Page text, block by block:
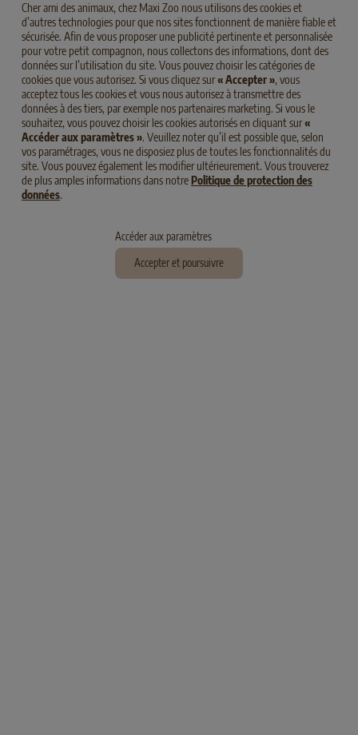
THEMEN
Cher ami des animaux, chez Maxi Zoo nous utilisons des cookies et
d’autres technologies pour que nos sites fonctionnent de manière fiable et
sécurisée. Afin de vous proposer une publicité pertinente et personnalisée
pour votre petit compagnon, nous collectons des informations, dont des
données sur l’utilisation du site. Vous pouvez choisir les catégories de
cookies que vous autorisez. Si vous cliquez sur« Accepter », vous
acceptez tous les cookies et vous nous autorisez à transmettre des
données à des tiers, par exemple nos partenaires marketing. Si vous le
souhaitez, vous pouvez choisir les cookies autorisés en cliquant sur«
Accéder aux paramètres ». Veuillez noter qu’il est possible que, selon
vos paramétrages, vous ne disposiez plus de toutes les fonctionnalités du
site. Vous pouvez également les modifier ultérieurement. Vous trouverez
de plus amples informations dans notrePolitique de protection des
données.
Accéder aux paramètres
Accepter et poursuivre